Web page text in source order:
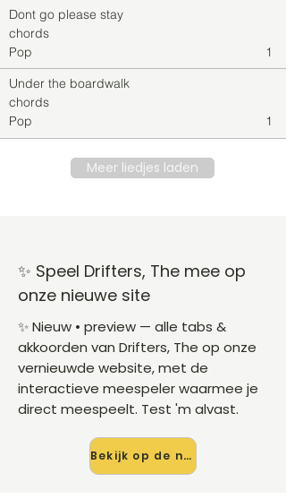
Dont go please stay
chords
Pop
1
Under the boardwalk
chords
Pop
1
Meer liedjes laden
✨ Speel Drifters, The mee op
onze nieuwe site
✨ Nieuw • preview — alle tabs &
akkoorden van Drifters, The op onze
vernieuwde website, met de
interactieve meespeler waarmee je
direct meespeelt. Test 'm alvast.
Bekijk op de nieuwe site →